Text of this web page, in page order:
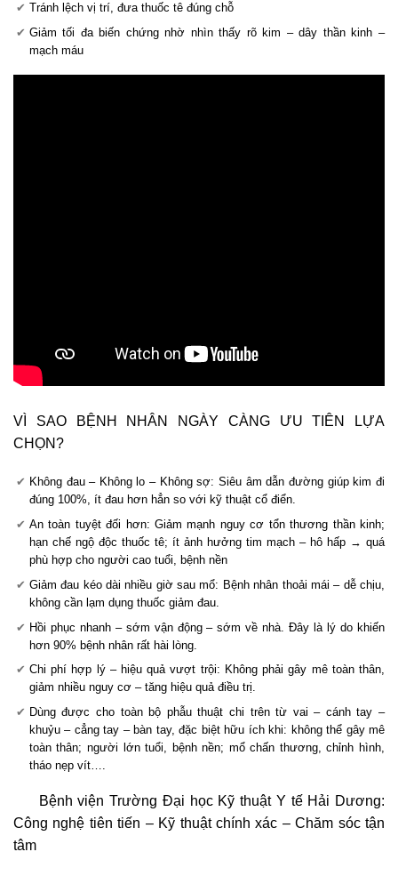
Tránh lệch vị trí, đưa thuốc tê đúng chỗ
Giảm tối đa biến chứng nhờ nhìn thấy rõ kim – dây thần kinh –
mạch máu
VÌ SAO BỆNH NHÂN NGÀY CÀNG ƯU TIÊN LỰA
CHỌN?
Không đau – Không lo – Không sợ: Siêu âm dẫn đường giúp kim đi
đúng 100%, ít đau hơn hẳn so với kỹ thuật cổ điển.
An toàn tuyệt đối hơn: Giảm mạnh nguy cơ tổn thương thần kinh;
hạn chế ngộ độc thuốc tê; ít ảnh hưởng tim mạch – hô hấp → quá
phù hợp cho người cao tuổi, bệnh nền
Giảm đau kéo dài nhiều giờ sau mổ: Bệnh nhân thoải mái – dễ chịu,
không cần lạm dụng thuốc giảm đau.
Hồi phục nhanh – sớm vận động – sớm về nhà. Đây là lý do khiến
hơn 90% bệnh nhân rất hài lòng.
Chi phí hợp lý – hiệu quả vượt trội: Không phải gây mê toàn thân,
giảm nhiều nguy cơ – tăng hiệu quả điều trị.
Dùng được cho toàn bộ phẫu thuật chi trên từ vai – cánh tay –
khuỷu – cẳng tay – bàn tay, đặc biệt hữu ích khi: không thể gây mê
toàn thân; người lớn tuổi, bệnh nền; mổ chấn thương, chỉnh hình,
tháo nẹp vít….
Bệnh viện Trường Đại học Kỹ thuật Y tế Hải Dương:
Công nghệ tiên tiến – Kỹ thuật chính xác – Chăm sóc tận
tâm